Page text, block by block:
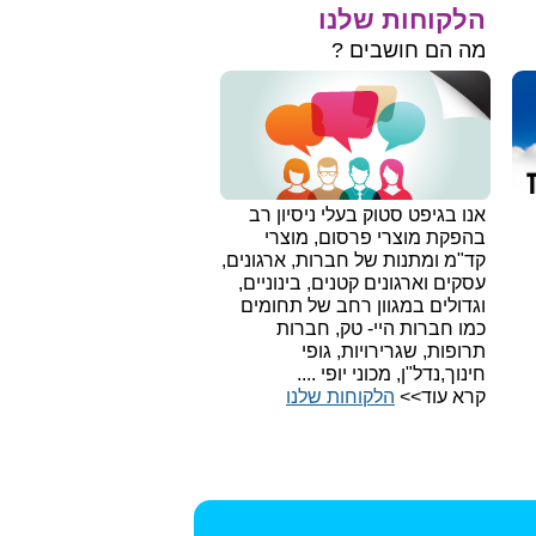
אנו בגיפט סטוק בעלי ניסיון רב
בהפקת מוצרי פרסום, מוצרי
קד"מ ומתנות של חברות, ארגונים,
עסקים וארגונים קטנים, בינוניים,
וגדולים במגוון רחב של תחומים
כמו חברות היי- טק, חברות
תרופות, שגרירויות, גופי
חינוך,נדל"ן, מכוני יופי ....
קרא עוד>> הלקוחות שלנו
הלקוחות שלנו
מה הם חושבים ?